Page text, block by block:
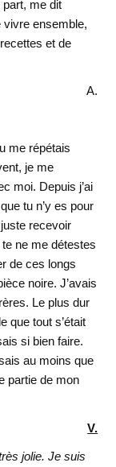
me dit
vivre ensemble,
et de
A.
me répétais
je me
moi. Depuis j’ai
tu n’y es pour
recevoir
ne me détestes
de ces longs
noire. J’avais
Le plus dur
que tout s’était
si bien faire.
au moins que
partie de mon
V.
jolie. Je suis